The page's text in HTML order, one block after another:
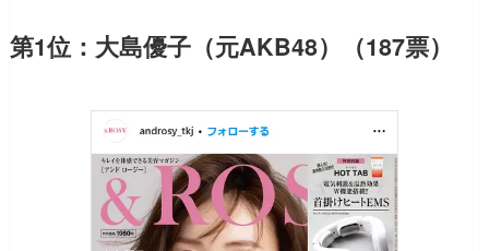
第1位：大島優子（元AKB48）（187票）